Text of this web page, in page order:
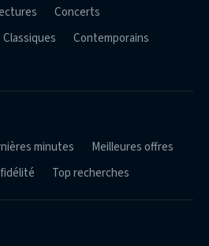
Concerts
Classiques
Contemporains
minutes
Meilleures offres
Top recherches